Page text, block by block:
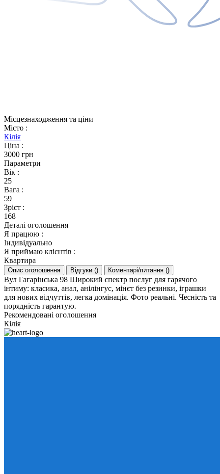
Місцезнаходження та ціни
Місто :
Кілія
Ціна :
3000 грн
Параметри
Вік :
25
Вага :
59
Зріст :
168
Деталі оголошення
Я працюю :
Індивідуально
Я приймаю клієнтів :
Квартира
Опис оголошення Відгуки () Коментарі/питання ()
Вул Гагарінська 98 Широкий спектр послуг для гарячого
інтиму: класика, анал, анілінгус, мінєт без резинки, іграшки
для нових відчуттів, легка домінація. Фото реальні. Чесність та
порядність гарантую.
Рекомендовані оголошення
Кілія